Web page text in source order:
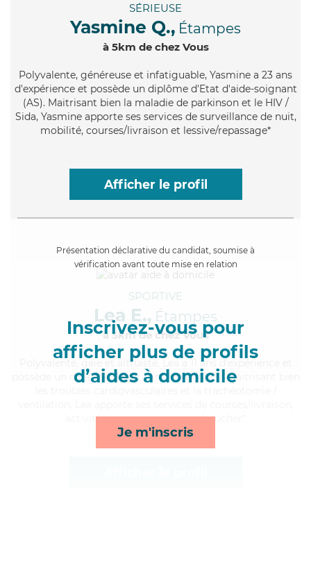
SÉRIEUSE
Yasmine Q., Étampes
à 5km de chez Vous
Polyvalente, généreuse et infatiguable, Yasmine a 23 ans
d'expérience et possède un diplôme d'Etat d'aide-soignant
(AS). Maitrisant bien la maladie de parkinson et le HIV /
Sida, Yasmine apporte ses services de surveillance de nuit,
mobilité, courses/livraison et lessive/repassage*
Afficher le profil
Présentation déclarative du candidat, soumise à
vérification avant toute mise en relation
Inscrivez-vous pour
afficher plus de profils
d’aides à domicile
Je m'inscris
SPORTIVE
Lea E., Étampes
à 5km de chez Vous
, gaie et altruiste, Lea a 11 ans d'expérience et
possède un diplôme d'Etat d'infirmier (DEI). Maitrisant bien
activités, transports et lever/coucher*